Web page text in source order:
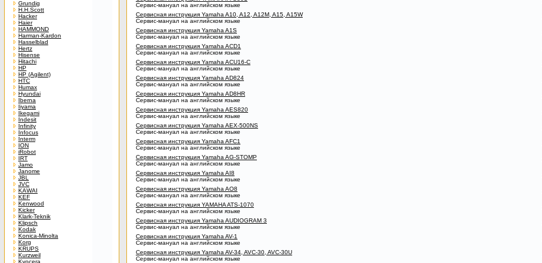
Grundig
H.H.Scott
Hacker
Haier
HAMMOND
Harman-Kardon
Hasselblad
Hertz
Hisense
Hitachi
HP
HP (Agilent)
HTC
Humax
Hyundai
Iberna
Iiyama
Ikegami
Indesit
Infinity
Infocus
Interm
ION
iRobot
IRT
Jamo
Janome
JBL
JVC
KAWAI
KEF
Kenwood
Kicker
Klark-Teknik
Klipsch
Kodak
Konica-Minolta
Korg
KRUPS
Kurzweil
Kyocera
Сервис-мануал на английском языке
Сервисная инструкция Yamaha A10, A12, A12M, A15, A15W
Сервис-мануал на английском языке
Сервисная инструкция Yamaha A1S
Сервис-мануал на английском языке
Сервисная инструкция Yamaha ACD1
Сервис-мануал на английском языке
Сервисная инструкция Yamaha ACU16-C
Сервис-мануал на английском языке
Сервисная инструкция Yamaha AD824
Сервис-мануал на английском языке
Сервисная инструкция Yamaha AD8HR
Сервис-мануал на английском языке
Сервисная инструкция Yamaha AES820
Сервис-мануал на английском языке
Сервисная инструкция Yamaha AEX-500NS
Сервис-мануал на английском языке
Сервисная инструкция Yamaha AFC1
Сервис-мануал на английском языке
Сервисная инструкция Yamaha AG-STOMP
Сервис-мануал на английском языке
Сервисная инструкция Yamaha AI8
Сервис-мануал на английском языке
Сервисная инструкция Yamaha AO8
Сервис-мануал на английском языке
Сервисная инструкция YAMAHA ATS-1070
Сервис-мануал на английском языке
Сервисная инструкция Yamaha AUDIOGRAM 3
Сервис-мануал на английском языке
Сервисная инструкция Yamaha AV-1
Сервис-мануал на английском языке
Сервисная инструкция Yamaha AV-34, AVC-30, AVC-30U
Сервис-мануал на английском языке